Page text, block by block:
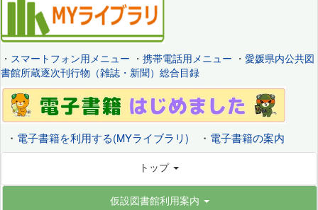
・ スマートフォン用メニュー ・ 携帯電話用メニュー ・ 愛媛県内公共図
書館所蔵逐次刊行物（雑誌・新聞）総合目録
・ 電子書籍を利用する(MYライブラリ) ・ 電子書籍の案内
トップ
仮設図書館利用案内